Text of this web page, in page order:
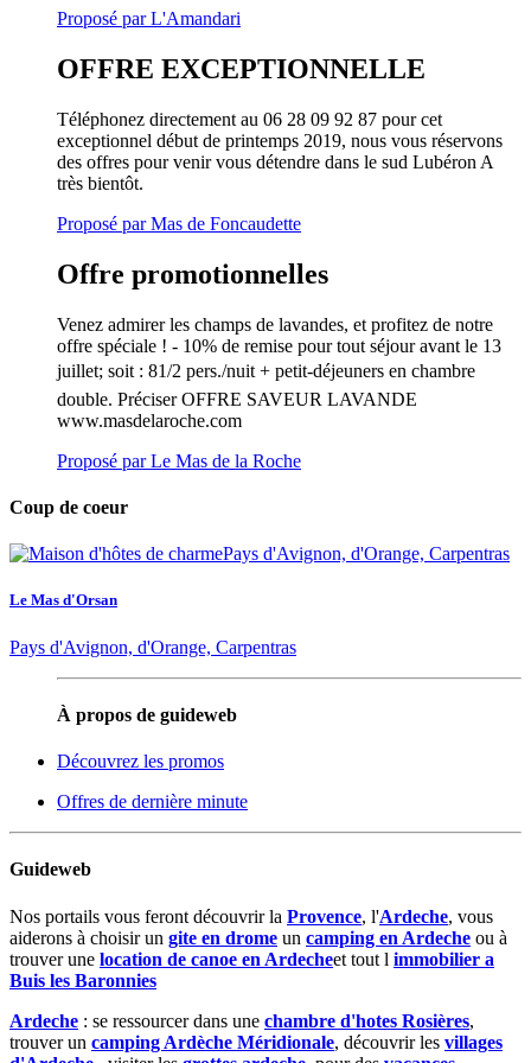
Proposé par L'Amandari
OFFRE EXCEPTIONNELLE
Téléphonez directement au 06 28 09 92 87 pour cet
exceptionnel début de printemps 2019, nous vous réservons
des offres pour venir vous détendre dans le sud Lubéron A
très bientôt.
Proposé par Mas de Foncaudette
Offre promotionnelles
Venez admirer les champs de lavandes, et profitez de notre
offre spéciale ! - 10% de remise pour tout séjour avant le 13
juillet; soit : 81/2 pers./nuit + petit-déjeuners en chambre
double. Préciser OFFRE SAVEUR LAVANDE
www.masdelaroche.com
Proposé par Le Mas de la Roche
Coup de coeur
Le Mas d'Orsan
Pays d'Avignon, d'Orange, Carpentras
À propos de guideweb
Découvrez les promos
Offres de dernière minute
Guideweb
Nos portails vous feront découvrir la Provence, l'Ardeche, vous
aiderons à choisir un gite en drome un camping en Ardeche ou à
trouver une location de canoe en Ardecheet tout l immobilier a
Buis les Baronnies
Ardeche : se ressourcer dans une chambre d'hotes Rosières,
trouver un camping Ardèche Méridionale, découvrir les villages